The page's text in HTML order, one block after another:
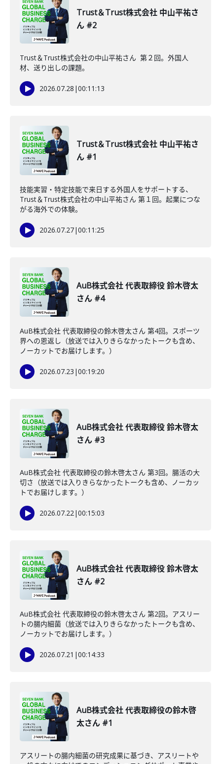
Trust＆Trust株式会社 中山平祐さ
ん #2
Trust＆Trust株式会社の中山平祐さん 第２回。外国人
材、送り出しの課題。
2026.07.28 |00:11:13
Trust＆Trust株式会社 中山平祐さ
ん #1
技能実習・特定技能で来日する外国人をサポートする、
Trust＆Trust株式会社の中山平祐さん 第１回。起業につな
がる海外での体験。
2026.07.27|00:11:25
AuB株式会社 代表取締役 鈴木啓太
さん #4
AuB株式会社 代表取締役の鈴木啓太さん 第4回。スポーツ
界への恩返し（放送では入りきらなかったトークも含め、
ノーカットでお届けします。）
2026.07.23 |00:19:20
AuB株式会社 代表取締役 鈴木啓太
さん #3
AuB株式会社 代表取締役の鈴木啓太さん 第3回。腸活の大
切さ（放送では入りきらなかったトークも含め、ノーカッ
トでお届けします。）
2026.07.22|00:15:03
AuB株式会社 代表取締役 鈴木啓太
さん #2
AuB株式会社 代表取締役の鈴木啓太さん 第2回。アスリー
トの腸内細菌（放送では入りきらなかったトークも含め、
ノーカットでお届けします。）
2026.07.21 |00:14:33
AuB株式会社 代表取締役の鈴木啓
太さん #1
アスリートの腸内細菌の研究成果に基づき、アスリートや